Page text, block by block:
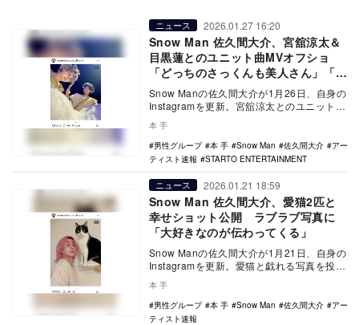
ニュース 2026.01.27 16:20
Snow Man 佐久間大介、宮舘涼太＆
目黒蓮とのユニット曲MVオフショ
「どっちのさっくんも美人さん」「神
MVありがとう」
Snow Manの佐久間大介が1月26日、自身の
Instagramを更新。宮舘涼太とのユニット曲
「地球してるぜ」、目黒蓮とのユニ…
本 手
男性グループ
本 手 Snow Man 佐久間大介
アー
ティスト速報
STARTO ENTERTAINMENT
ニュース 2026.01.21 18:59
Snow Man 佐久間大介、愛猫2匹と
幸せショット公開 ラブラブ写真に
「大好きなのが伝わってくる」
Snow Manの佐久間大介が1月21日、自身の
Instagramを更新。愛猫と戯れる写真を投稿
した。
本 手
男性グループ
本 手 Snow Man 佐久間大介
アー
ティスト速報